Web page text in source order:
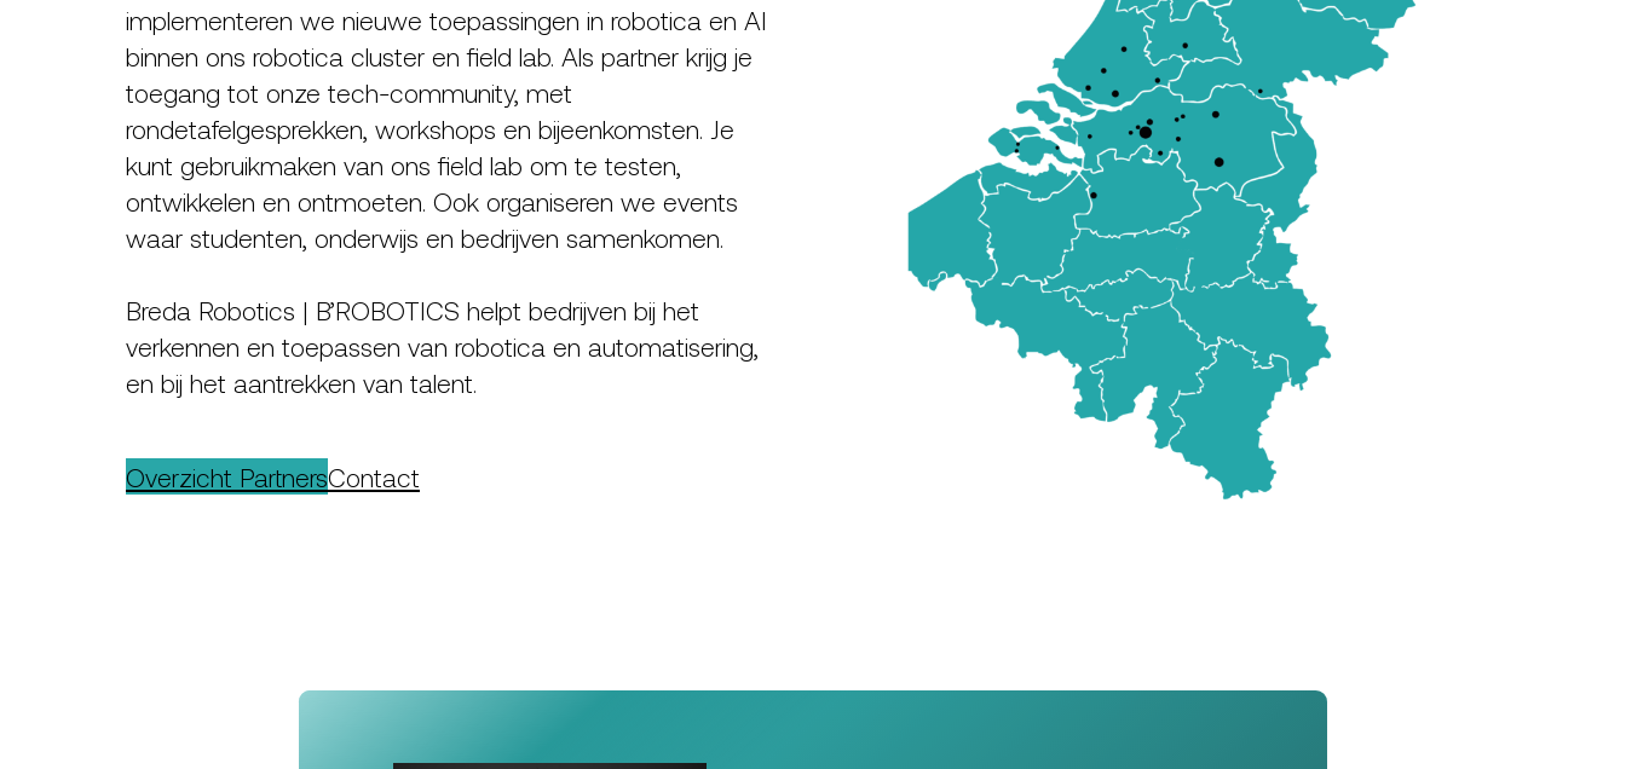
implementeren we nieuwe toepassingen in robotica en AI
binnen ons robotica cluster en field lab. Als partner krijg je
toegang tot onze tech-community, met
rondetafelgesprekken, workshops en bijeenkomsten. Je
kunt gebruikmaken van ons field lab om te testen,
ontwikkelen en ontmoeten. Ook organiseren we events
waar studenten, onderwijs en bedrijven samenkomen.
Breda Robotics | B’ROBOTICS helpt bedrijven bij het
verkennen en toepassen van robotica en automatisering,
en bij het aantrekken van talent.
Overzicht PartnersContact